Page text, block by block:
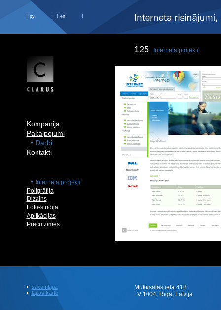
ру en
Kompānija
Pakalpojumi
Darbi
Kontakti
Interneta projekti
Poligrāfija
Dizains
Foto-studija
Aplikācijas
Preču zīmes
125 Interneta projekti
sākumlapa
lapas karte
Mūkusalas iela 41B
LV 1004, Rīga, Latvija